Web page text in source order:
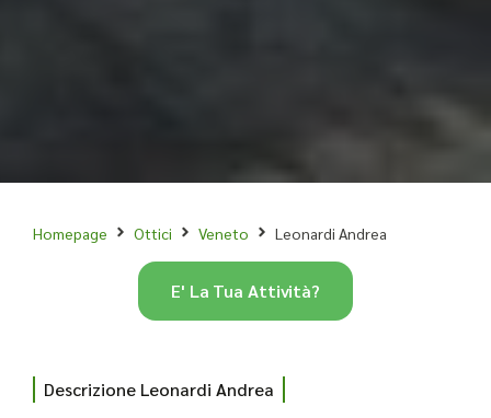
Homepage Ottici Veneto Leonardi Andrea
Descrizione Leonardi Andrea
E' La Tua Attività?